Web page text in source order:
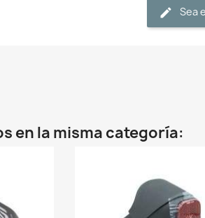
Sea
en la misma categoría: